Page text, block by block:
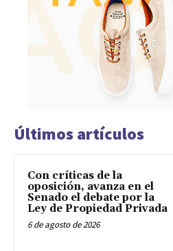
Últimos artículos
Con críticas de la
oposición, avanza en el
Senado el debate por la
Ley de Propiedad Privada
6 de agosto de 2026